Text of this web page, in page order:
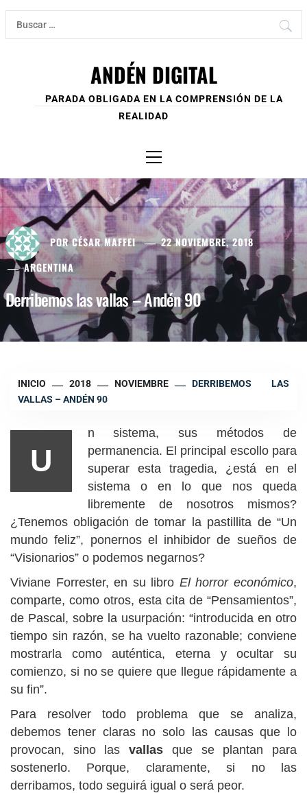
Ir
contenido
Buscar:
ANDÉN DIGITAL
PARADA OBLIGADA EN LA COMPRENSIÓN DE LA
REALIDAD
principal
PORCÉSAR MAFFEI
22 NOVIEMBRE, 2018
ARGENTINA
Derribemos las vallas – Andén 90
INICIO 2018 NOVIEMBRE
DERRIBEMOS LAS
VALLAS – ANDÉN 90
U
n sistema, sus métodos de
permanencia. El principal escollo para
superar esta tragedia, ¿está en el
sistema o en lo que nos queda
libremente de nosotros mismos?
¿Tenemos obligación de tomar la pastillita de “Un
mundo feliz”, ponernos el inhibidor de sueños de
“Visionarios” o podemos negarnos?
Viviane Forrester, en su libro El horror económico,
comparte, como otros, esta cita de “Pensamientos”,
de Pascal, sobre la usurpación: “introducida en otro
tiempo sin razón, se ha vuelto razonable; conviene
mostrarla como auténtica, eterna y ocultar su
comienzo, si no se quiere que llegue rápidamente a
su fin”.
Para resolver todo problema que se analiza,
debemos tener claras no solo las causas que lo
provocan, sino lasvallas que se plantan para
sostenerlo. Porque, claramente, si no las
derribamos, todo seguirá igual o será peor.